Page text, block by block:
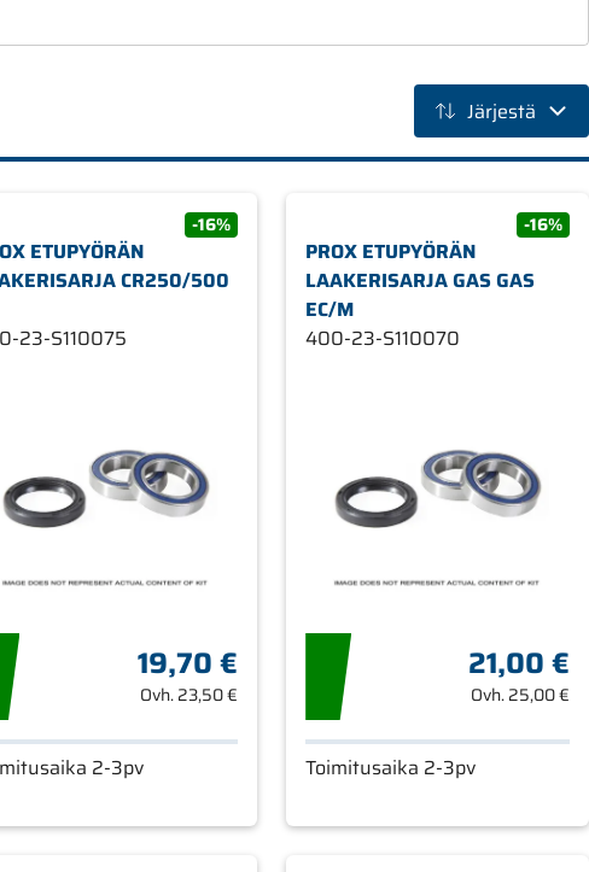
Järjestä
-16%
ETUPYÖRÄN
CR250/500
23-S110075
19,70 €
Ovh.23,50 €
2-3pv
-16%
PROX ETUPYÖRÄN
LAAKERISARJA GAS GAS
EC/M
400-23-S110070
21,00 €
Ovh.25,00 €
Toimitusaika 2-3pv